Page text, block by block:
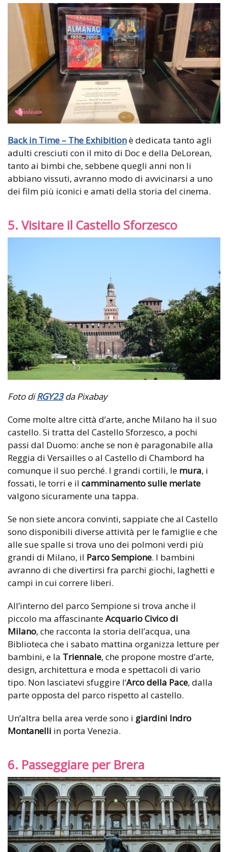
Back in Time – The Exhibitionè dedicata tanto agli
adulti cresciuti con il mito di Doc e della DeLorean,
tanto ai bimbi che, sebbene quegli anni non li
abbiano vissuti, avranno modo di avvicinarsi a uno
dei film più iconici e amati della storia del cinema.
5. Visitare il Castello Sforzesco
Foto diRGY23da Pixabay
Come molte altre città d’arte, anche Milano ha il suo
castello. Si tratta del Castello Sforzesco, a pochi
passi dal Duomo: anche se non è paragonabilealla
Reggia di Versailles o al Castello di Chambord ha
comunque il suo perché. I grandi cortili, le mura, i
fossati, le torri e il camminamento sulle merlate
valgono sicuramente una tappa.
Se non siete ancora convinti, sappiate che al Castello
sono disponibili diverse attività per le famiglie e che
alle sue spalle si trova uno dei polmoni verdi più
grandi di Milano, il Parco Sempione. I bambini
avranno di che divertirsi fra parchi giochi, laghetti e
campi in cui correre liberi.
All’interno del parco Sempione si trova anche il
piccolo ma affascinanteAcquario Civico di
Milano, che racconta la storia dell’acqua, una
Biblioteca che i sabato mattina organizza letture per
bambini, e la Triennale, che propone mostre d’arte,
design, architettura e moda e spettacoli di vario
tipo. Non lasciatevi sfuggire l‘Arco della Pace, dalla
parte opposta del parco rispetto al castello.
Un’altra bella area verde sono i giardini Indro
Montanelli in porta Venezia.
6. Passeggiare per Brera